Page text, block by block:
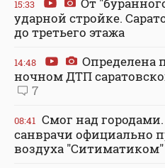
15:33
ударной стройке.
до третьего этажа
14:48
Определена
ночном ДТП
7
08:41 Смог над
санврачи официально
воздуха "Ситиматиком"